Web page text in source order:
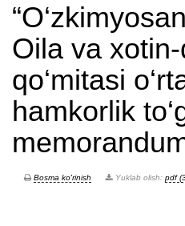
Oila va
qo‘mitasi
hamkorlik
Bosma ko'rinish Yuklab olish: pdf